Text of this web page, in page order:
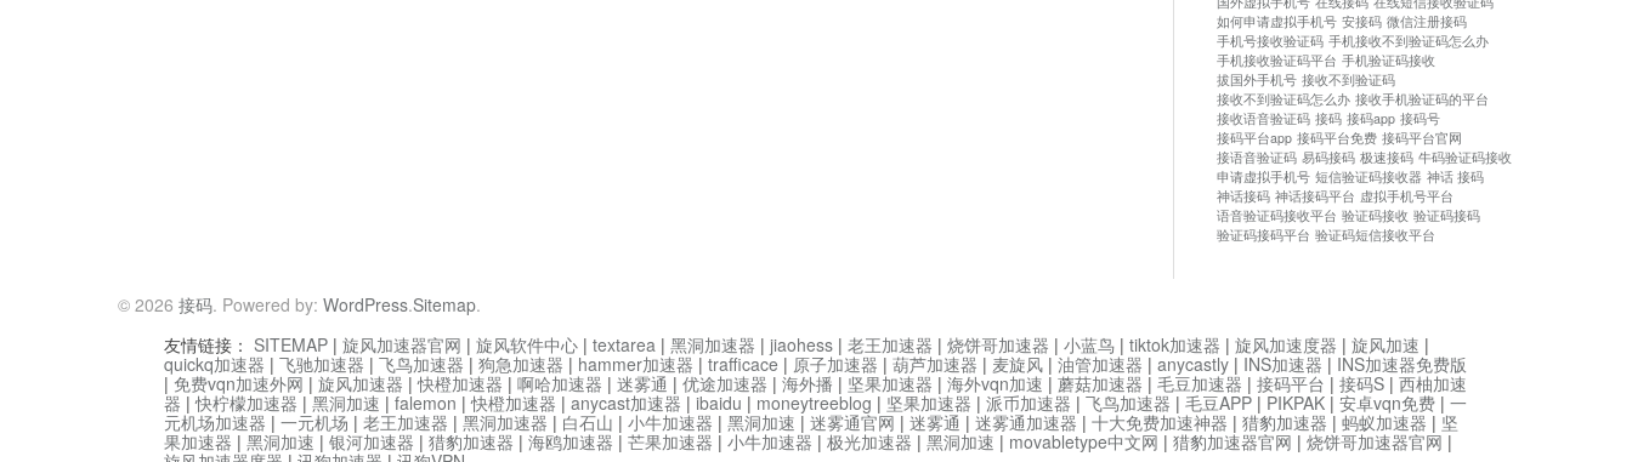
如何申请虚拟手机号 安接码 微信注册接码
手机号接收验证码 手机接收不到验证码怎么办
手机接收验证码平台 手机验证码接收
拔国外手机号 接收不到验证码
接收不到验证码怎么办 接收手机验证码的平台
接收语音验证码 接码 接码app 接码号
接码平台app 接码平台免费 接码平台官网
接语音验证码 易码接码 极速接码 牛码验证码接收
申请虚拟手机号 短信验证码接收器 神话 接码
神话接码 神话接码平台 虚拟手机号平台
语音验证码接收平台 验证码接收 验证码接码
验证码接码平台 验证码短信接收平台
© 2026 接码. Powered by: WordPress.Sitemap.
友情链接： SITEMAP | 旋风加速器官网 | 旋风软件中心 | textarea | 黑洞加速器 | jiaohess | 老王加速器 | 烧饼哥加速器 | 小蓝鸟 | tiktok加速器 | 旋风加速度器 | 旋风加速 |
quickq加速器 | 飞驰加速器 | 飞鸟加速器 | 狗急加速器 | hammer加速器 | trafficace | 原子加速器 | 葫芦加速器 | 麦旋风 | 油管加速器 | anycastly | INS加速器 | INS加速器免费版
| 免费vqn加速外网 | 旋风加速器 |快橙加速器 | 啊哈加速器 | 迷雾通 | 优途加速器 | 海外播 | 坚果加速器 | 海外vqn加速 | 蘑菇加速器 | 毛豆加速器 | 接码平台 | 接码S | 西柚加速
器 |快柠檬加速器 | 黑洞加速 | falemon |快橙加速器 | anycast加速器 | ibaidu | moneytreeblog | 坚果加速器 | 派币加速器 | 飞鸟加速器 | 毛豆APP | PIKPAK | 安卓vqn免费 | 一
元机场加速器 | 一元机场 | 老王加速器 | 黑洞加速器 | 白石山 | 小牛加速器 | 黑洞加速 | 迷雾通官网 | 迷雾通 | 迷雾通加速器 | 十大免费加速神器 | 猎豹加速器 | 蚂蚁加速器 | 坚
果加速器 | 黑洞加速 | 银河加速器 | 猎豹加速器 | 海鸥加速器 | 芒果加速器 | 小牛加速器 | 极光加速器 | 黑洞加速 | movabletype中文网 | 猎豹加速器官网 | 烧饼哥加速器官网 |